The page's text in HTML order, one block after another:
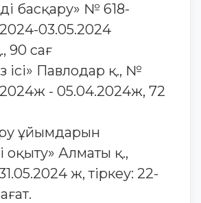
басқару» № 618-
03.05.2024
90 сағ
ісі» Павлодар қ., №
- 05.04.2024ж, 72
ұйымдарын
оқыту» Алматы қ.,
ж, тіркеу: 22-